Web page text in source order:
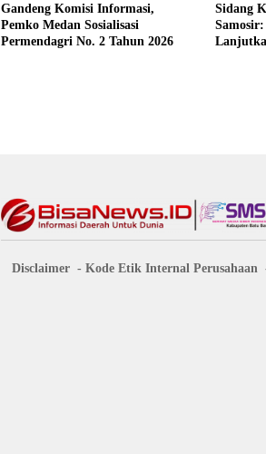
Gandeng Komisi Informasi,
Pemko Medan Sosialisasi
Permendagri No. 2 Tahun 2026
Sidang
Disclaimer Kode Etik Internal Perusahaan